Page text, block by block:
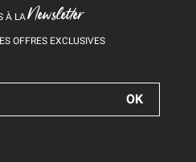
À LANewsletter
OFFRES EXCLUSIVES